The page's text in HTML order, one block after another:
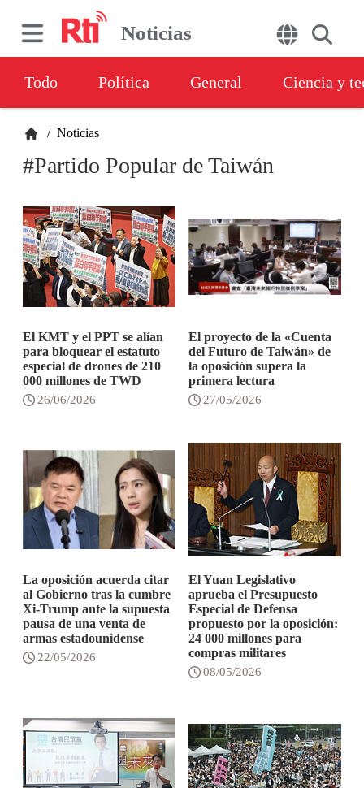
Noticias
Todo Política General Ciencia y
/ Noticias
#Partido Popular de Taiwán
El KMT y el PPT se alían
para bloquear el estatuto
especial de drones de 210
000 millones de TWD
26/06/2026
El proyecto de la «Cuenta
del Futuro de Taiwán» de
la oposición supera la
primera lectura
27/05/2026
La oposición acuerda citar
al Gobierno tras la cumbre
Xi-Trump ante la supuesta
pausa de una venta de
armas estadounidense
22/05/2026
El Yuan Legislativo
aprueba el Presupuesto
Especial de Defensa
propuesto por la oposición:
24 000 millones para
compras militares
08/05/2026